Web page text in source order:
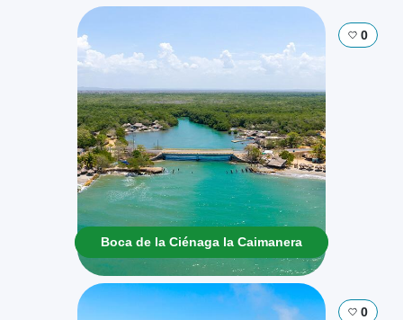
0
Boca de la Ciénaga la Caimanera
0